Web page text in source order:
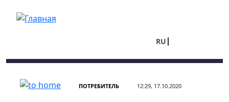
RU
ПОТРЕБИТЕЛЬ 12:29, 17.10.2020